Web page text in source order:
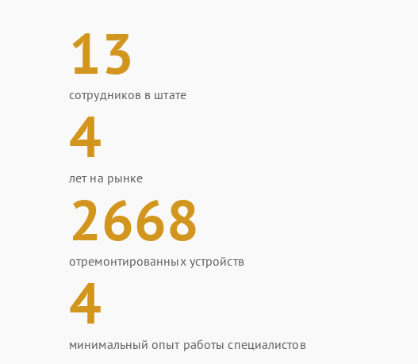
13
сотрудников в штате
4
лет на рынке
2668
отремонтированных устройств
4
минимальный опыт работы специалистов